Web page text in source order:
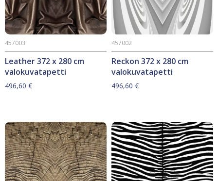
Leather 372 x 280 cm
valokuvatapetti
457003
496,60 €
Reckon 372 x 280 cm
valokuvatapetti
457002
496,60 €